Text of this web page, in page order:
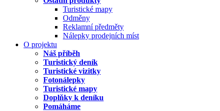
Turistické mapy
Odměny
Reklamní předměty
Nálepky prodejních míst
O projektu
Náš příběh
Turistický deník
Turistické vizitky
Fotonálepky
Turistické mapy
Doplňky k deníku
Pomáháme